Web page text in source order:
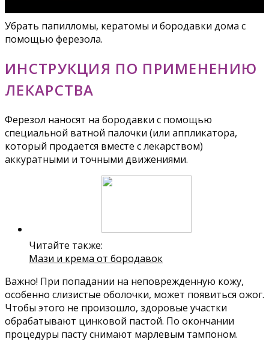
Убрать папилломы, кератомы и бородавки дома с
помощью ферезола.
ИНСТРУКЦИЯ ПО ПРИМЕНЕНИЮ
ЛЕКАРСТВА
Ферезол наносят на бородавки с помощью
специальной ватной палочки (или аппликатора,
который продается вместе с лекарством)
аккуратными и точными движениями.
Читайте также:
Мази и крема от бородавок
Важно! При попадании на неповрежденную кожу,
особенно слизистые оболочки, может появиться ожог.
Чтобы этого не произошло, здоровые участки
обрабатывают цинковой пастой. По окончании
процедуры пасту снимают марлевым тампоном.